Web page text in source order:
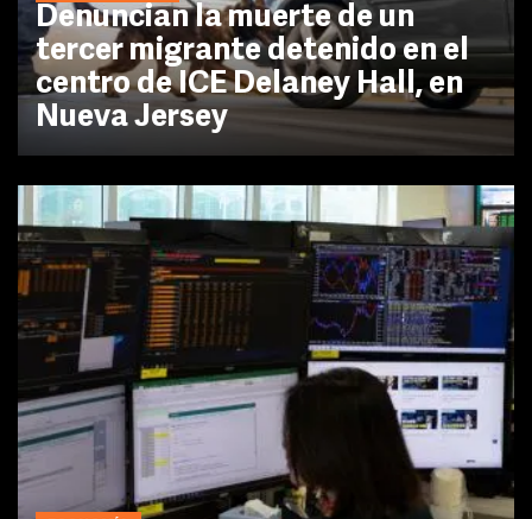
Denuncian la muerte de un
tercer migrante detenido en el
centro de ICE Delaney Hall, en
Nueva Jersey